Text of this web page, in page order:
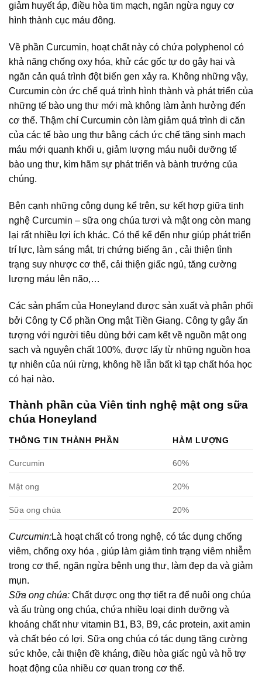
giảm huyết áp, điều hòa tim mạch, ngăn ngừa nguy cơ
hình thành cục máu đông.
Về phần Curcumin, hoạt chất này có chứa polyphenol có
khả năng chống oxy hóa, khử các gốc tự do gây hại và
ngăn cản quá trình đột biến gen xảy ra. Không những vậy,
Curcumin còn ức chế quá trình hình thành và phát triển của
những tế bào ung thư mới mà không làm ảnh hưởng đến
cơ thể. Thậm chí Curcumin còn làm giảm quá trình di căn
của các tế bào ung thư bằng cách ức chế tăng sinh mạch
máu mới quanh khối u, giảm lượng máu nuôi dưỡng tế
bào ung thư, kìm hãm sự phát triển và bành trướng của
chúng.
Bên cạnh những công dụng kể trên, sự kết hợp giữa tinh
nghệ Curcumin – sữa ong chúa tươi và mật ong còn mang
lại rất nhiều lợi ích khác. Có thể kể đến như giúp phát triển
trí lực, làm sáng mắt, trị chứng biếng ăn , cải thiện tình
trạng suy nhược cơ thể, cải thiện giấc ngủ, tăng cường
lượng máu lên não,…
Các sản phẩm của Honeyland được sản xuất và phân phối
bởi Công ty Cổ phần Ong mật Tiền Giang. Công ty gây ấn
tượng với người tiêu dùng bởi cam kết về nguồn mật ong
sạch và nguyên chất 100%, được lấy từ những nguồn hoa
tự nhiên của núi rừng, không hề lẫn bất kì tạp chất hóa học
có hại nào.
Thành phần của Viên tinh nghệ mật ong sữa
chúa Honeyland
THÔNG TIN THÀNH PHẦN HÀM LƯỢNG
Curcumin 60%
Mật ong 20%
Sữa ong chúa 20%
Curcumin:Là hoạt chất có trong nghệ, có tác dụng chống
viêm, chống oxy hóa , giúp làm giảm tình trạng viêm nhiễm
trong cơ thể, ngăn ngừa bệnh ung thư, làm đẹp da và giảm
mụn.
Sữa ong chúa: Chất dược ong thợ tiết ra để nuôi ong chúa
và ấu trùng ong chúa, chứa nhiều loại dinh dưỡng và
khoáng chất như vitamin B1, B3, B9, các protein, axit amin
và chất béo có lợi. Sữa ong chúa có tác dụng tăng cường
sức khỏe, cải thiện đề kháng, điều hòa giấc ngủ và hỗ trợ
hoạt động của nhiều cơ quan trong cơ thể.